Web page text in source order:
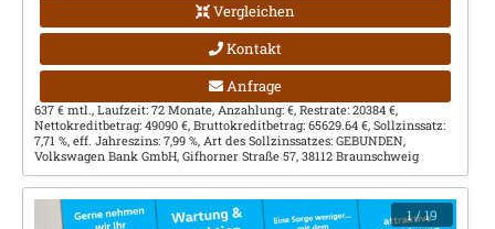
Vergleichen
Kontakt
Anfrage
637 € mtl., Laufzeit: 72 Monate, Anzahlung: €, Restrate: 20384 €,
Nettokreditbetrag: 49090 €, Bruttokreditbetrag: 65629.64 €, Sollzinssatz:
7,71 %, eff. Jahreszins: 7,99 %, Art des Sollzinssatzes: GEBUNDEN,
Volkswagen Bank GmbH, Gifhorner Straße 57, 38112 Braunschweig
1/ 19